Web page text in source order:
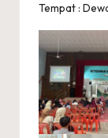
Tempat :